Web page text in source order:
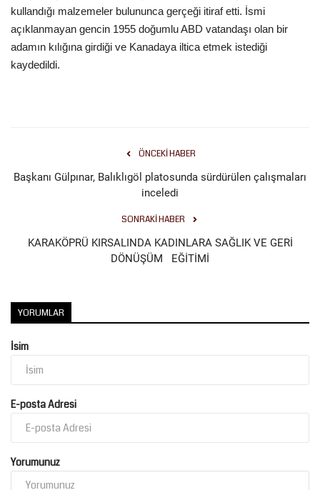
Künye
Yaşam
kullandığı malzemeler bulununca gerçeği itiraf etti. İsmi
açıklanmayan gencin 1955 doğumlu ABD vatandaşı olan bir
adamın kılığına girdiği ve Kanadaya iltica etmek istediği
kaydedildi.
ÖNCEKI HABER
Başkanı Gülpınar, Balıklıgöl platosunda sürdürülen çalışmaları
inceledi
SONRAKI HABER
KARAKÖPRÜ KIRSALINDA KADINLARA SAĞLIK VE GERİ
DÖNÜŞÜM EĞİTİMİ
YORUMLAR
İsim
E-posta Adresi
Yorumunuz